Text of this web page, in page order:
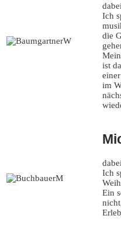
Ich
die
ist
im
Ich
Ein